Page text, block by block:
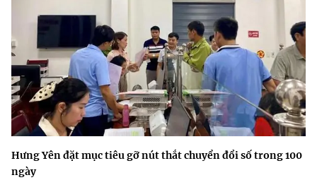
Hưng Yên đặt mục tiêu gỡ nút thắt chuyển đổi số trong 100
ngày